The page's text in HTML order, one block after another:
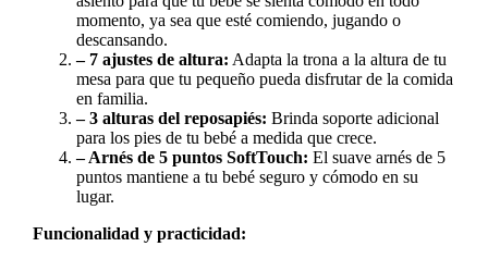
momento, ya sea que esté comiendo, jugando o
descansando.
– 7 ajustes de altura: Adapta la trona a la altura de tu
mesa para que tu pequeño pueda disfrutar de la comida
en familia.
– 3 alturas del reposapiés: Brinda soporte adicional
para los pies de tu bebé a medida que crece.
– Arnés de 5 puntos SoftTouch: El suave arnés de 5
puntos mantiene a tu bebé seguro y cómodo en su
lugar.
Funcionalidad y practicidad: